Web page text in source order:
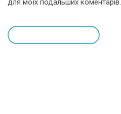
для моїх подальших коментарів.